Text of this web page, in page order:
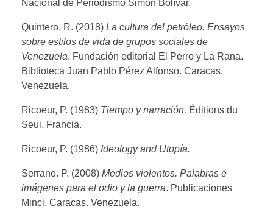
Nacional de Periodismo Simón Bolívar.
Quintero. R. (2018) La cultura del petróleo. Ensayos
sobre estilos de vida de grupos sociales de
Venezuela. Fundación editorial El Perro y La Rana.
Biblioteca Juan Pablo Pérez Alfonso. Caracas.
Venezuela.
Ricoeur, P. (1983) Tiempo y narración. Éditions du
Seui. Francia.
Ricoeur, P. (1986) Ideology and Utopía.
Serrano. P. (2008) Medios violentos. Palabras e
imágenes para el odio y la guerra. Publicaciones
Minci. Caracas. Venezuela.